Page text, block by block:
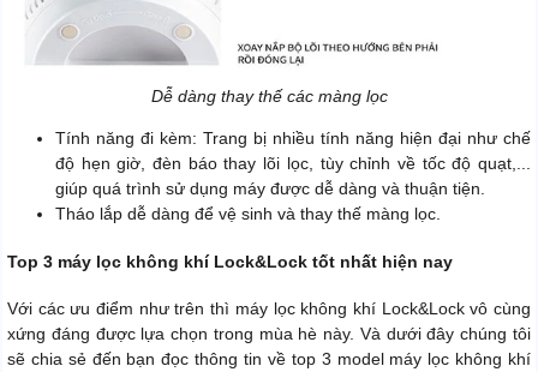
Dễ dàng thay thế các màng lọc
Tính năng đi kèm: Trang bị nhiều tính năng hiện đại như chế
độ hẹn giờ, đèn báo thay lõi lọc, tùy chỉnh về tốc độ quạt,...
giúp quá trình sử dụng máy được dễ dàng và thuận tiện.
Tháo lắp dễ dàng để vệ sinh và thay thế màng lọc.
Top 3 máy lọc không khí Lock&Lock tốt nhất hiện nay
Với các ưu điểm như trên thì máy lọc không khí Lock&Lock vô cùng
xứng đáng được lựa chọn trong mùa hè này. Và dưới đây chúng tôi
sẽ chia sẻ đến bạn đọc thông tin về top 3 model máy lọc không khí